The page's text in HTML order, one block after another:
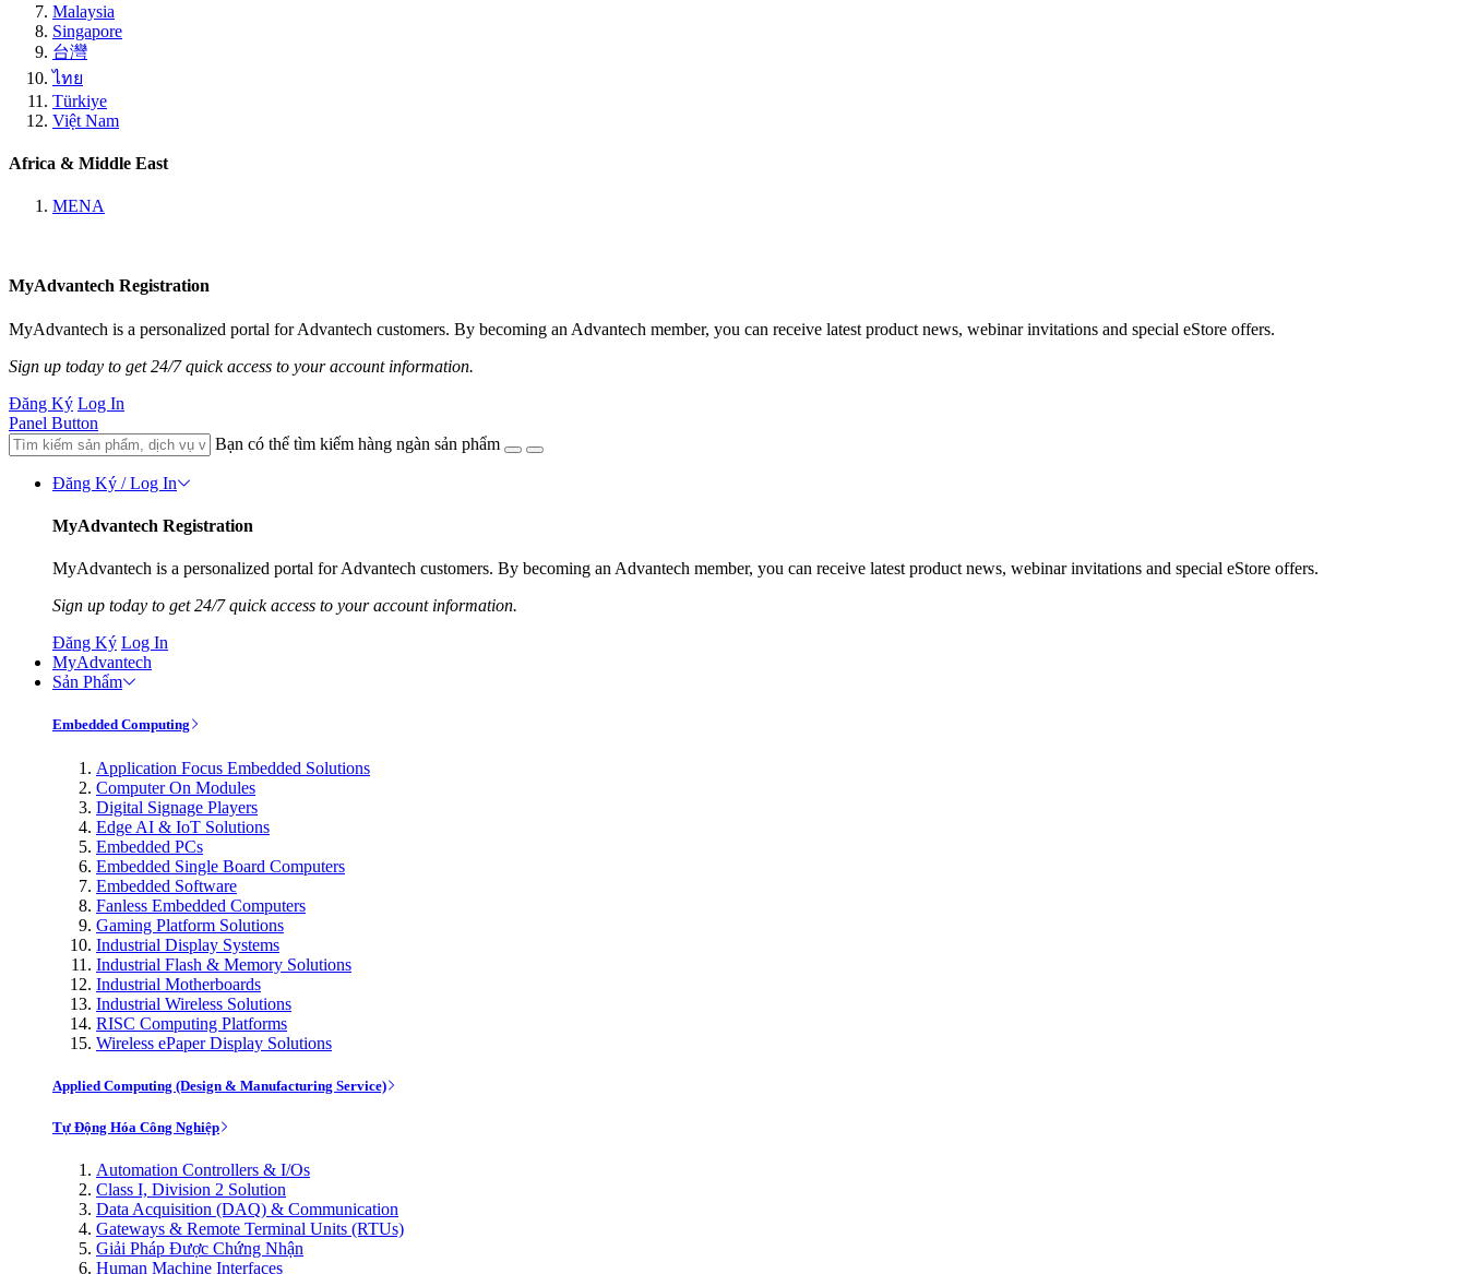
Malaysia
Singapore
台灣
ไทย
Türkiye
Việt Nam
Africa & Middle East
MENA
MyAdvantech Registration
MyAdvantech is a personalized portal for Advantech customers. By becoming an Advantech member, you can receive latest product news, webinar invitations and special eStore offers.
Sign up today to get 24/7 quick access to your account information.
Đăng Ký Log In
Panel Button
Bạn có thể tìm kiếm hàng ngàn sản phẩm
Đăng Ký / Log In
MyAdvantech Registration
MyAdvantech is a personalized portal for Advantech customers. By becoming an Advantech member, you can receive latest product news, webinar invitations and special eStore offers.
Sign up today to get 24/7 quick access to your account information.
Đăng Ký Log In
MyAdvantech
Sản Phẩm
Embedded Computing
Application Focus Embedded Solutions
Computer On Modules
Digital Signage Players
Edge AI & IoT Solutions
Embedded PCs
Embedded Single Board Computers
Embedded Software
Fanless Embedded Computers
Gaming Platform Solutions
Industrial Display Systems
Industrial Flash & Memory Solutions
Industrial Motherboards
Industrial Wireless Solutions
RISC Computing Platforms
Wireless ePaper Display Solutions
Applied Computing (Design & Manufacturing Service)
Tự Động Hóa Công Nghiệp
Automation Controllers & I/Os
Class I, Division 2 Solution
Data Acquisition (DAQ) & Communication
Gateways & Remote Terminal Units (RTUs)
Giải Pháp Được Chứng Nhận
Human Machine Interfaces